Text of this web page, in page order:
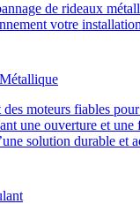
de rideaux
votre
moteurs fiables
une ouverture et une
solution durable et